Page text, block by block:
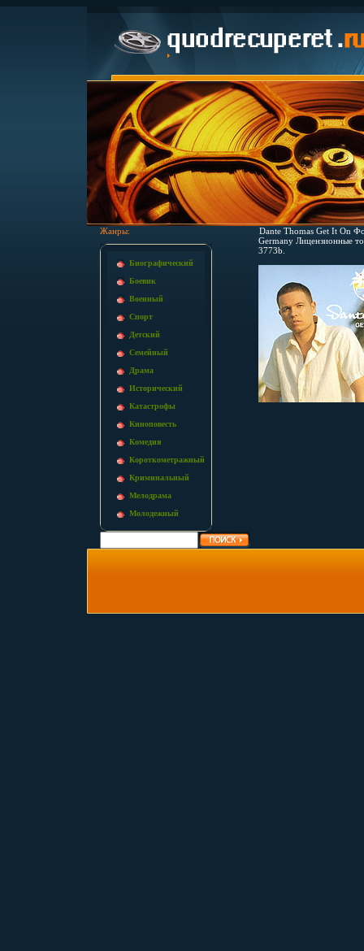
Жанры:
Биографический
Боевик
Военный
Спорт
Детский
Семейный
Драма
Исторический
Катастрофы
Киноповесть
Комедия
Короткометражный
Криминальный
Мелодрама
Молодежный
Dante Thomas Get It On
Germany Лицензионные
3773b.